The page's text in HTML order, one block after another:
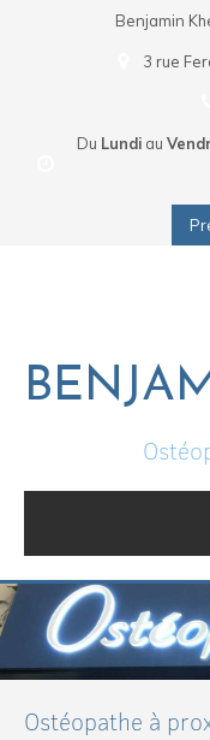
Benjamin
3 rue
Du Lundi au
Ostéopathe à